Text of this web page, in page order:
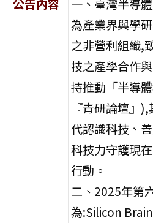
公告內容
一、臺灣半導
為產業界與學
之非營利組織,
技之產學合作
持推動「半導
『青研論壇』
代認識科技、
科技力守護現
行動。
二、2025年第
為:Silicon